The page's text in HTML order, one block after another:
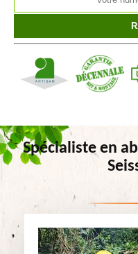
Spécialiste en